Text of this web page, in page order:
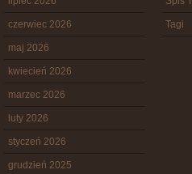
czerwiec 2026
maj 2026
kwiecień 2026
marzec 2026
luty 2026
styczeń 2026
grudzień 2025
Tagi